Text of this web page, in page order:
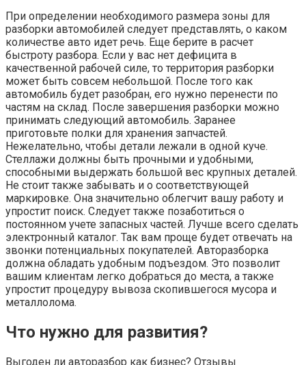
При определении необходимого размера зоны для
разборки автомобилей следует представлять, о каком
количестве авто идет речь. Еще берите в расчет
быстроту разбора. Если у вас нет дефицита в
качественной рабочей силе, то территория разборки
может быть совсем небольшой. После того как
автомобиль будет разобран, его нужно перенести по
частям на склад. После завершения разборки можно
принимать следующий автомобиль. Заранее
приготовьте полки для хранения запчастей.
Нежелательно, чтобы детали лежали в одной куче.
Стеллажи должны быть прочными и удобными,
способными выдержать большой вес крупных деталей.
Не стоит также забывать и о соответствующей
маркировке. Она значительно облегчит вашу работу и
упростит поиск. Следует также позаботиться о
постоянном учете запасных частей. Лучше всего сделать
электронный каталог. Так вам проще будет отвечать на
звонки потенциальных покупателей. Авторазборка
должна обладать удобным подъездом. Это позволит
вашим клиентам легко добраться до места, а также
упростит процедуру вывоза скопившегося мусора и
металлолома.
Что нужно для развития?
Выгоден ли авторазбор как бизнес? Отзывы